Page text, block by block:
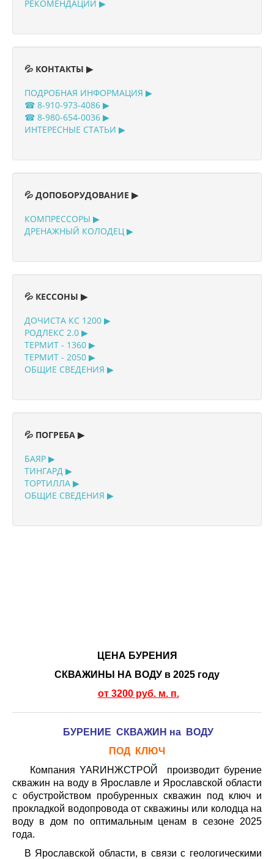
РЕКОМЕНДАЦИИ ▶
💦 КОНТАКТЫ ▶
ПОДРОБНАЯ ИНФОРМАЦИЯ ▶
☎ 8-910-973-4086 ▶
☎ 8-980-654-0036 ▶
ИНТЕРЕСНЫЕ СТАТЬИ ▶
💦 ДОПОБОРУДОВАНИЕ ▶
КОМПРЕССОРЫ ▶
ДРЕНАЖНЫЙ КОЛОДЕЦ ▶
💦 КЕССОНЫ ▶
ДОЧИСТА КС 1200 ▶
РОДЛЕКС 2.0 ▶
ТЕРМИТ - 1360 ▶
ТЕРМИТ - 2050 ▶
ОБЩИЕ СВЕДЕНИЯ ▶
💦 ПОГРЕБА ▶
БАЯР ▶
ТИНГАРД ▶
ТОРТИЛЛА ▶
ОБЩИЕ СВЕДЕНИЯ ▶
ЦЕНА БУРЕНИЯ
СКВАЖИНЫ НА ВОДУ в 2025 году
от 3200 руб. м. п.
БУРЕНИЕ СКВАЖИН на ВОДУ
ПОД КЛЮЧ
Компания YARИНЖСТРОЙ производит бурение
скважин на воду в Ярославле и Ярославской области
с обустройством пробуренных скважин под ключ и
прокладкой водопровода от скважины или колодца на
воду в дом по оптимальным ценам в сезоне 2025
года.
В Ярославской области, в связи с геологическими